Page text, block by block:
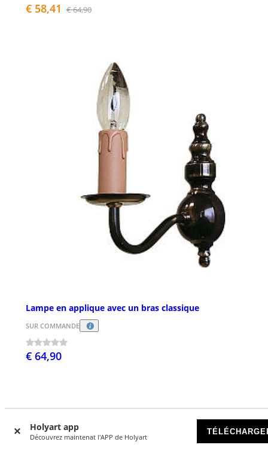
Holyart app
Découvrez maintenat l'APP de Holyart
€ 58,41 € 64,90
Lampe en applique avec un bras classique
SUR COMMANDE
€ 64,90